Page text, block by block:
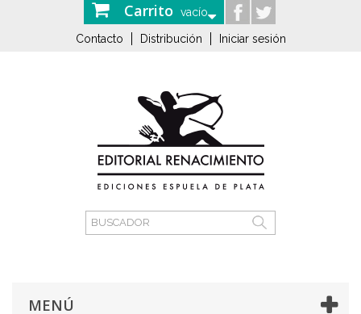
Carrito vacío
Contacto Distribución Iniciar sesión
MENÚ